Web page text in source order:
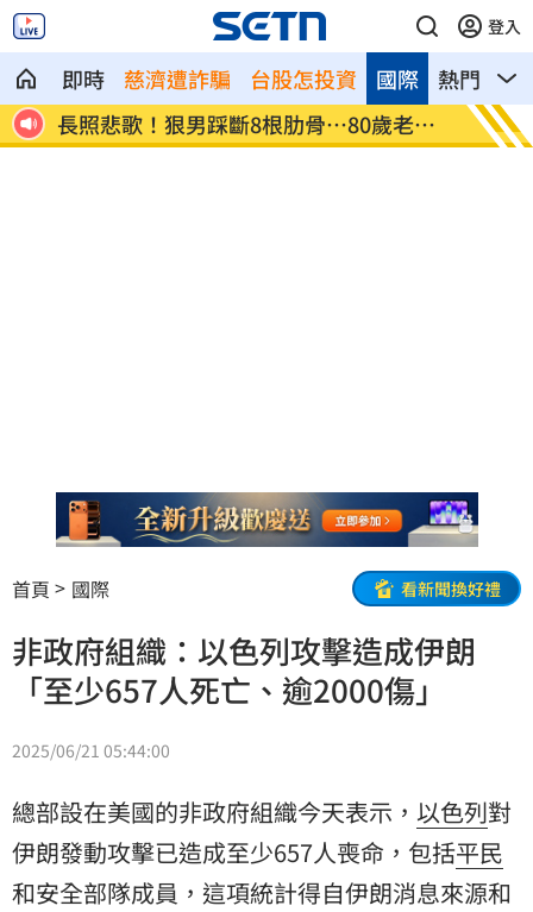
登入
即時 慈濟遭詐騙 台股怎投資 熱門 影
國際
翻
長照悲歌！狠男踩斷8根肋骨…80歲老母
亡
方志
讖
首頁 國際 看新聞換好禮
非政府組織：以色列攻擊造成伊朗
「至少657人死亡、逾2000傷」
2025/06/21 05:44:00
總部設在美國的非政府組織今天表示， 以色列對
伊朗發動攻擊已造成至少657人喪命，包括平民
和安全部隊成員，這項統計得自伊朗消息來源和